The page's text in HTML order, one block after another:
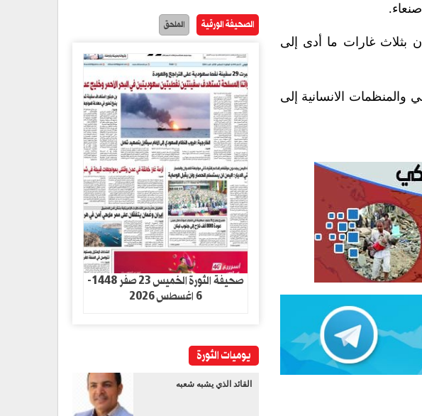
بثلاث غارات ما أدى إلى
والمنظمات الانسانية إلى
الصحيفة الورقية الملحق
صحيفة الثورة الخميس 23 صفر 1448-
6 اغسطس 2026
يوميات الثورة
القائد الذي يشبه شعبه